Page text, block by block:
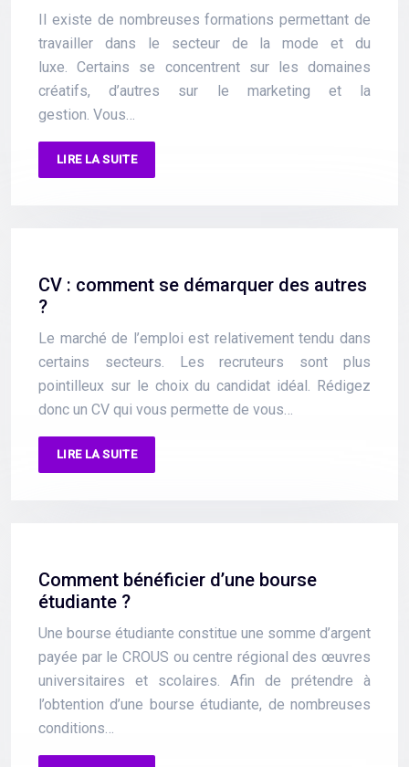
Il existe de nombreuses formations permettant de
travailler dans le secteur de la mode et du
luxe. Certains se concentrent sur les domaines
créatifs, d’autres sur le marketing et la
gestion. Vous…
LIRE LA SUITE
CV : comment se démarquer des autres
?
Le marché de l’emploi est relativement tendu dans
certains secteurs. Les recruteurs sont plus
pointilleux sur le choix du candidat idéal. Rédigez
donc un CV qui vous permette de vous…
LIRE LA SUITE
Comment bénéficier d’une bourse
étudiante ?
Une bourse étudiante constitue une somme d’argent
payée par le CROUS ou centre régional des œuvres
universitaires et scolaires. Afin de prétendre à
l’obtention d’une bourse étudiante, de nombreuses
conditions…